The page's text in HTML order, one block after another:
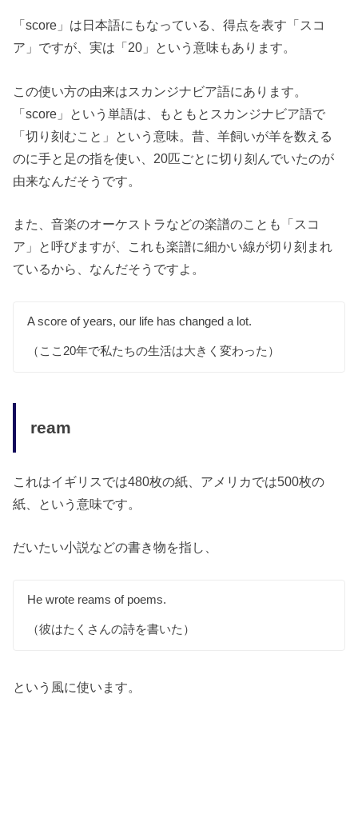
「score」は日本語にもなっている、得点を表す「スコ
ア」ですが、実は「20」という意味もあります。
この使い方の由来はスカンジナビア語にあります。
「score」という単語は、もともとスカンジナビア語で
「切り刻むこと」という意味。昔、羊飼いが羊を数える
のに手と足の指を使い、20匹ごとに切り刻んでいたのが
由来なんだそうです。
また、音楽のオーケストラなどの楽譜のことも「スコ
ア」と呼びますが、これも楽譜に細かい線が切り刻まれ
ているから、なんだそうですよ。
A score of years, our life has changed a lot.
（ここ20年で私たちの生活は大きく変わった）
ream
これはイギリスでは480枚の紙、アメリカでは500枚の
紙、という意味です。
だいたい小説などの書き物を指し、
He wrote reams of poems.
（彼はたくさんの詩を書いた）
という風に使います。